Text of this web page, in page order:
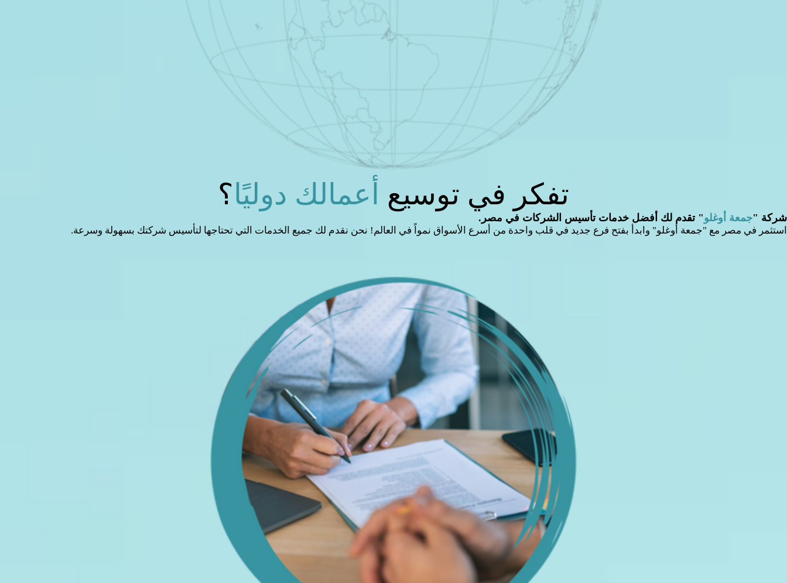
تفكر في توسيع أعمالك دوليًا؟
شركة "جمعة أوغلو" تقدم لك أفضل خدمات تأسيس الشركات في مصر.
استثمر في مصر مع "جمعة أوغلو" وابدأ بفتح فرع جديد في قلب واحدة من أسرع الأسواق نمواً في العالم! نحن نقدم لك جميع الخدمات التي تحتاجها لتأسيس شركتك بسهولة وسرعة.